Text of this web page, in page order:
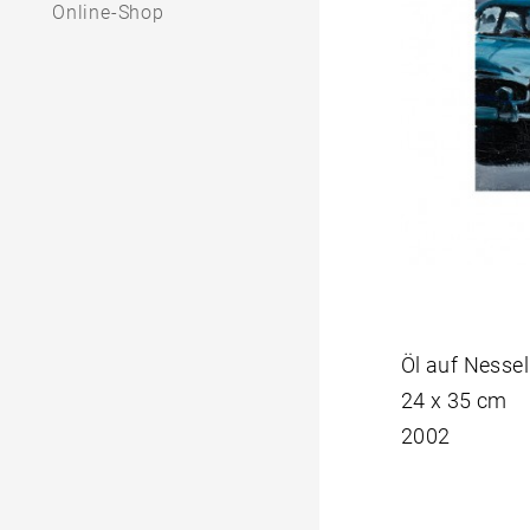
Online-Shop
Öl auf Nessel
24 x 35 cm
2002